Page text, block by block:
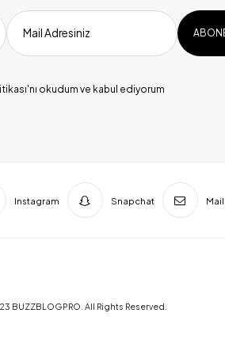
Mail Adresiniz
'nı okudum ve kabul ediyorum
Instagram Snapchat Mail
BUZZBLOGPRO. All Rights Reserved.